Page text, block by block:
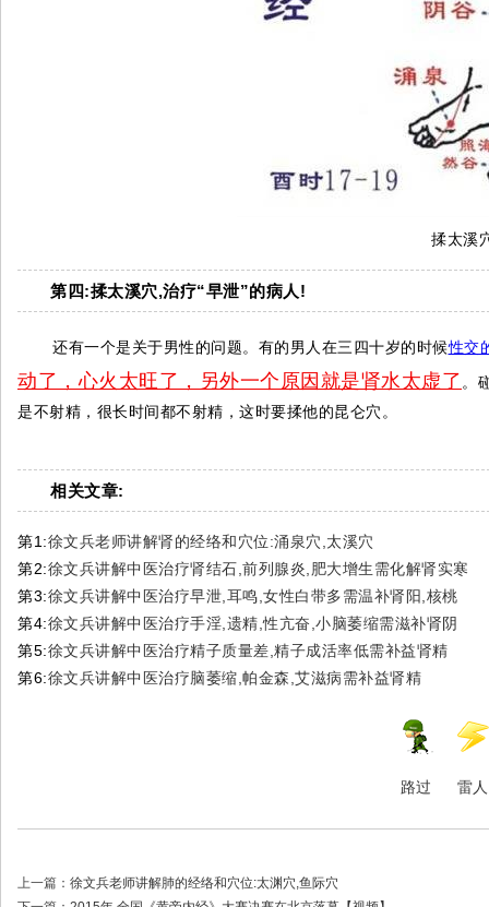
揉太溪
第四:揉太溪穴,治疗“早泄”的病人!
还有一个是关于男性的问题。有的男人在三四十岁的时候性交
动了，心火太旺了，另外一个原因就是肾水太虚了 。
是不射精，很长时间都不射精，这时要揉他的昆仑穴。
相关文章:
第1:徐文兵老师讲解肾的经络和穴位:涌泉穴,太溪穴
第2:徐文兵讲解中医治疗肾结石,前列腺炎,肥大增生需化解肾实寒
第3:徐文兵讲解中医治疗早泄,耳鸣,女性白带多需温补肾阳,核桃
第4:徐文兵讲解中医治疗手淫,遗精,性亢奋,小脑萎缩需滋补肾阴
第5:徐文兵讲解中医治疗精子质量差,精子成活率低需补益肾精
第6:徐文兵讲解中医治疗脑萎缩,帕金森,艾滋病需补益肾精
路过 雷人
上一篇： 徐文兵老师讲解肺的经络和穴位:太渊穴,鱼际穴